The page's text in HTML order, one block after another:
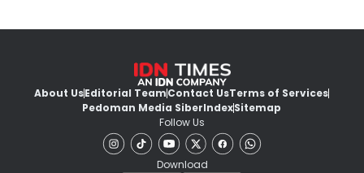
About UsEditorial TeamContact UsTerms of Services
Pedoman Media SiberIndexSitemap
Follow Us
Download